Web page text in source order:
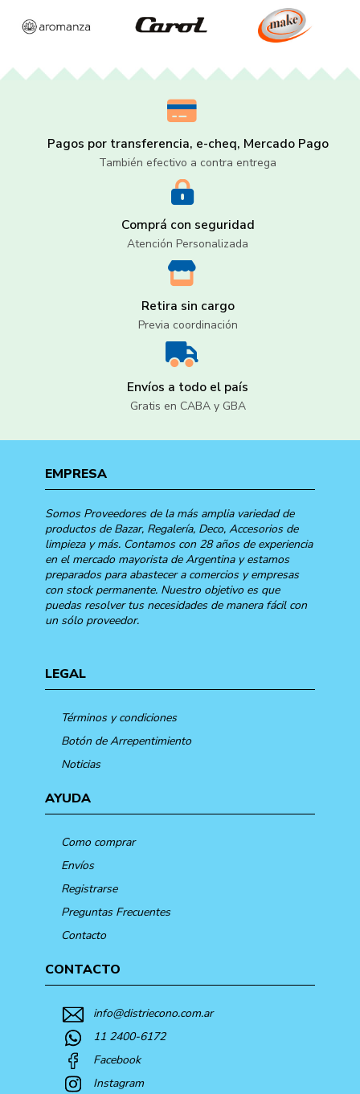
Pagos por transferencia, e-cheq, Mercado Pago
También efectivo a contra entrega
Comprá con seguridad
Atención Personalizada
Retira sin cargo
Previa coordinación
Envíos a todo el país
Gratis en CABA y GBA
EMPRESA
Somos Proveedores de la más amplia variedad de
productos de Bazar, Regalería, Deco, Accesorios de
limpieza y más. Contamos con 28 años de experiencia
en el mercado mayorista de Argentina y estamos
preparados para abastecer a comercios y empresas
con stock permanente. Nuestro objetivo es que
puedas resolver tus necesidades de manera fácil con
un sólo proveedor.
LEGAL
Términos y condiciones
Botón de Arrepentimiento
Noticias
AYUDA
Como comprar
Envíos
Registrarse
Preguntas Frecuentes
Contacto
CONTACTO
info@distriecono.com.ar
11 2400-6172
Facebook
Instagram